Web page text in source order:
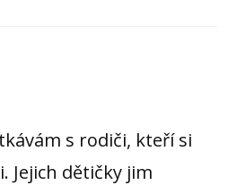
s rodiči, kteří si
Jejich dětičky jim